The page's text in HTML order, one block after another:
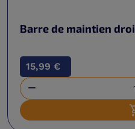
Barre de maintien
15,99 €
